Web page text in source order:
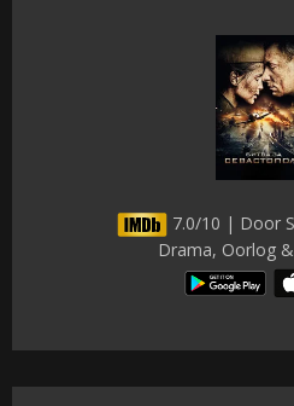
7.0/10 | Door
Drama, Oorlog